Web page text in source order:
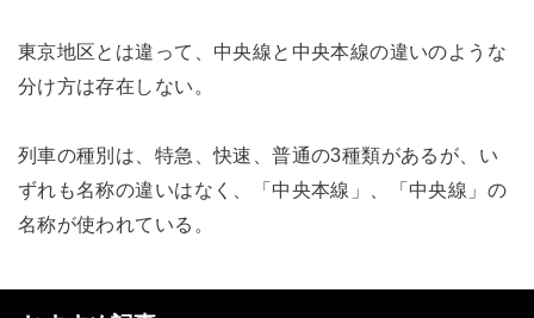
東京地区とは違って、中央線と中央本線の違いのような
分け方は存在しない。
列車の種別は、特急、快速、普通の3種類があるが、い
ずれも名称の違いはなく、「中央本線」、「中央線」の
名称が使われている。